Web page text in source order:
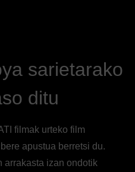
sarietarako
ditu
filmak urteko film
apustua berretsi du.
arrakasta izan ondotik